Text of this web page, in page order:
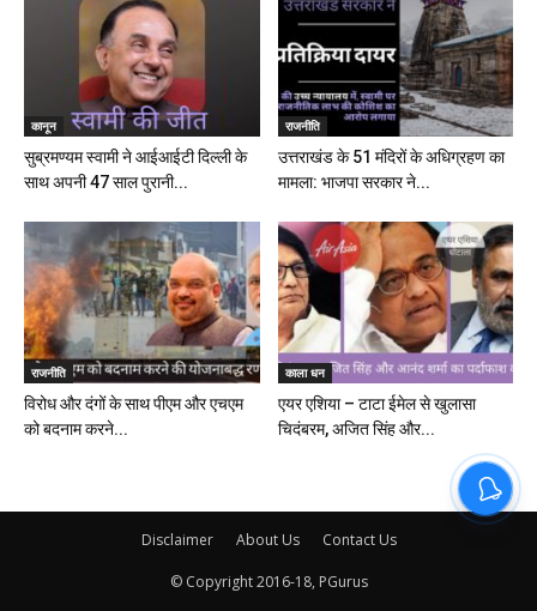
कानून
सुब्रमण्यम स्वामी ने आईआईटी दिल्ली के
साथ अपनी 47 साल पुरानी...
राजनीति
उत्तराखंड के 51 मंदिरों के अधिग्रहण का
मामला: भाजपा सरकार ने...
राजनीति
विरोध और दंगों के साथ पीएम और एचएम
को बदनाम करने...
काला धन
एयर एशिया – टाटा ईमेल से खुलासा
चिदंबरम, अजित सिंह और...
Disclaimer About Us Contact Us
© Copyright 2016-18, PGurus